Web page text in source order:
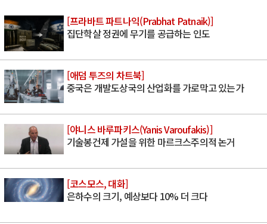
[프라바트 파트나익(Prabhat Patnaik)]
집단학살 정권에 무기를 공급하는 인도
[애덤 투즈의 차트북]
중국은 개발도상국의 산업화를 가로막고 있는가
[야니스 바루파키스(Yanis Varoufakis)]
기술봉건제 가설을 위한 마르크스주의적 논거
[코스모스, 대화]
은하수의 크기, 예상보다 10% 더 크다